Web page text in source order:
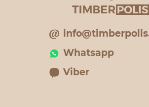
Whatsapp
Viber